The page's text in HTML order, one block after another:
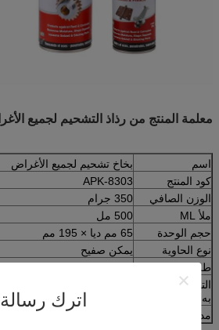
اترك رسالة
معلمة المنتج من رذاذ التشحيم لجميع
اسم
بخاخ تشحيم لجميع الأغراض
كود المنتج
APK-8303
الوزن الصافي
350 جرام
ملأ ML
500 مل
حجم الوحدة
65 مم ديا × 195 مم
نوع الحاوية
يمكن صفيح
طرد
التطبيق الموصى
به
إزالة الشحوم والقطران
مدة الصلاحية